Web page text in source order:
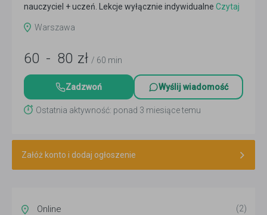
nauczyciel + uczeń. Lekcje wyłącznie indywidualne Czytaj
Warszawa
60 - 80 zł / 60 min
Zadzwoń Wyślij wiadomość
Ostatnia aktywność: ponad 3 miesiące temu
Załóż konto i dodaj ogłoszenie
Online (2)